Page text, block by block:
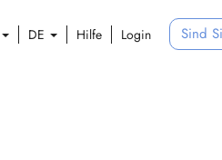
DE Hilfe Login Sind